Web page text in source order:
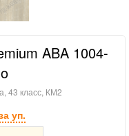
ABA 1004-
43 класс, КМ2
уп.